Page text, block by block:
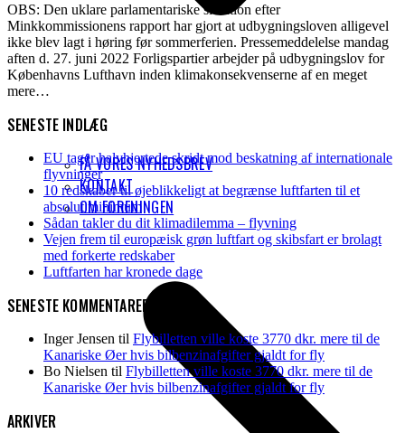
FÅ VORES NYHEDSBREV
KONTAKT
OM FORENINGEN
OBS: Den uklare parlamentariske situation efter
Minkkommissionens rapport har gjort at udbygningsloven alligevel
ikke blev lagt i høring før sommerferien. Pressemeddelelse mandag
aften d. 27. juni 2022 Forligspartier arbejder på udbygningslov for
Københavns Lufthavn inden klimakonsekvenserne af en meget
mere…
SENESTE INDLÆG
EU tager halvhjertede skridt mod beskatning af internationale
flyvninger
10 redskaber til øjeblikkeligt at begrænse luftfarten til et
absolut minimum
Sådan takler du dit klimadilemma – flyvning
Vejen frem til europæisk grøn luftfart og skibsfart er brolagt
med forkerte redskaber
Luftfarten har kronede dage
SENESTE KOMMENTARER
Inger Jensen til Flybilletten ville koste 3770 dkr. mere til de
Kanariske Øer hvis bilbenzinafgifter gjaldt for fly
Bo Nielsen til Flybilletten ville koste 3770 dkr. mere til de
Kanariske Øer hvis bilbenzinafgifter gjaldt for fly
ARKIVER